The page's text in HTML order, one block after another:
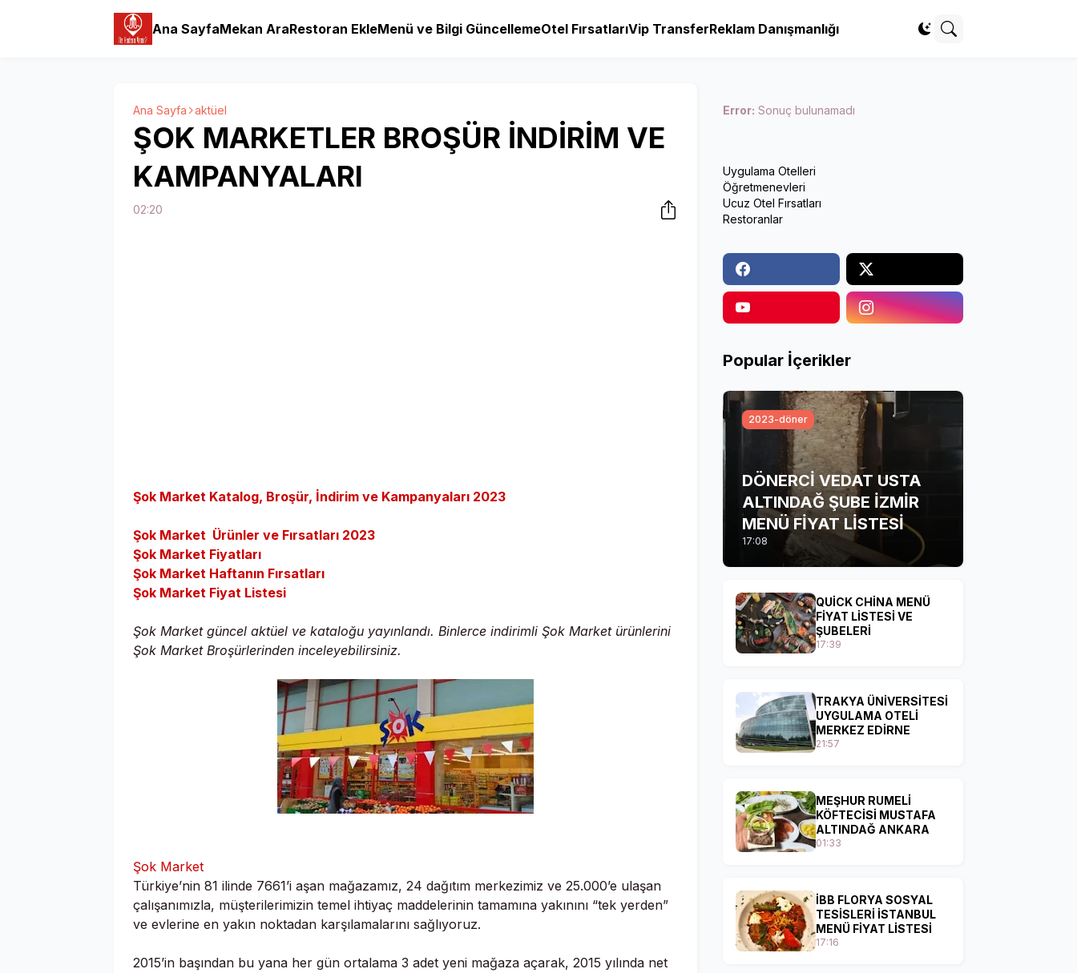
Ana SayfaMekan AraRestoran EkleMenü ve Bilgi GüncellemeOtel FırsatlarıVip TransferReklam Danışmanlığı
Ana Sayfa aktüel
ŞOK MARKETLER BROŞÜR İNDİRİM VE
KAMPANYALARI
02:20
Şok Market Katalog, Broşür, İndirim ve Kampanyaları 2023
Şok Market Ürünler ve Fırsatları 2023
Şok Market Fiyatları
Şok Market Haftanın Fırsatları
Şok Market Fiyat Listesi
Şok Market güncel aktüel ve kataloğu yayınlandı. Binlerce indirimli Şok Market ürünlerini
Şok Market Broşürlerinden inceleyebilirsiniz.
Şok Market
Türkiye’nin 81 ilinde 7661’i aşan mağazamız, 24 dağıtım merkezimiz ve 25.000’e ulaşan
çalışanımızla, müşterilerimizin temel ihtiyaç maddelerinin tamamına yakınını “tek yerden”
ve evlerine en yakın noktadan karşılamalarını sağlıyoruz.
2015’in başından bu yana her gün ortalama 3 adet yeni mağaza açarak, 2015 yılında net
Error: Sonuç bulunamadı
Uygulama Otelleri
Öğretmenevleri
Ucuz Otel Fırsatları
Restoranlar
Popular İçerikler
2023-döner
DÖNERCİ VEDAT USTA
ALTINDAĞ ŞUBE İZMİR
MENÜ FİYAT LİSTESİ
17:08
QUİCK CHİNA MENÜ
FİYAT LİSTESİ VE
ŞUBELERİ
17:39
TRAKYA ÜNİVERSİTESİ
UYGULAMA OTELİ
MERKEZ EDİRNE
21:57
MEŞHUR RUMELİ
KÖFTECİSİ MUSTAFA
ALTINDAĞ ANKARA
01:33
İBB FLORYA SOSYAL
TESİSLERİ İSTANBUL
MENÜ FİYAT LİSTESİ
17:16